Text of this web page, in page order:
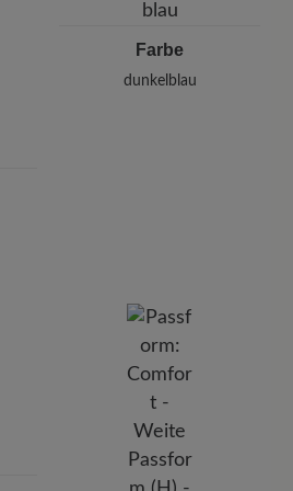
Farbe
dunkelblau